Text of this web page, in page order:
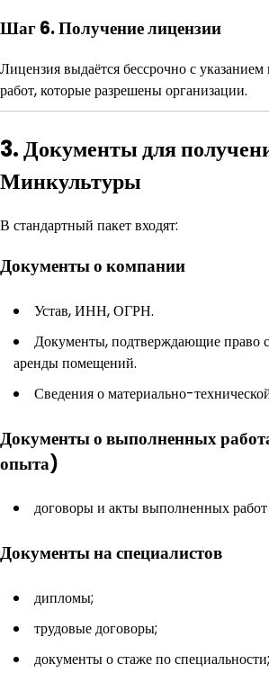
Шаг 6. Получение лицензии
Лицензия выдаётся бессрочно с
работ, которые разрешены организации.
3. Документы для
Минкультуры
В стандартный пакет входят:
Документы о компании
Устав, ИНН, ОГРН.
Документы, подтверждающие право
аренды помещений.
Сведения о материально-
Документы о выполненных
опыта)
договоры и акты выполненных работ
Документы на специалистов
дипломы;
трудовые договоры;
документы о стаже по специальности;